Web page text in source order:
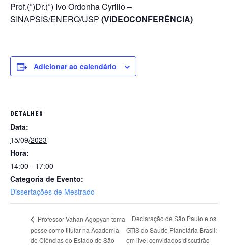
Prof.(ª)Dr.(ª) Ivo Ordonha Cyrillo –
SINAPSIS/ENERQ/USP (VIDEOCONFERÊNCIA)
Adicionar ao calendário
DETALHES
Data:
15/09/2023
Hora:
14:00 - 17:00
Categoria de Evento:
Dissertações de Mestrado
Professor Vahan Agopyan toma
posse como titular na Academia
de Ciências do Estado de São
Declaração de São Paulo e os
GTIS do Sáude Planetária Brasil:
em live, convidados discutirão